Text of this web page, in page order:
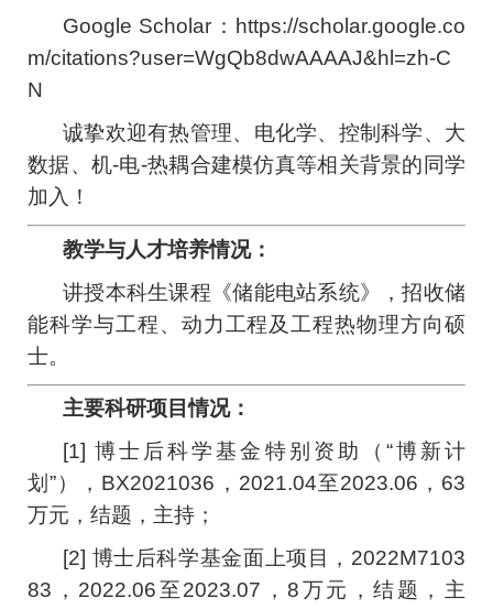
Google Scholar：https://scholar.google.co
m/citations?user=WgQb8dwAAAAJ&hl=zh-C
N
诚挚欢迎有热管理、电化学、控制科学、大
数据、机-电-热耦合建模仿真等相关背景的同学
加入！
教学与人才培养情况：
讲授本科生课程《储能电站系统》，招收储
能科学与工程、动力工程及工程热物理方向硕
士。
主要科研项目情况：
[1] 博士后科学基金特别资助（“博新计
划”），BX2021036，2021.04至2023.06，63
万元，结题，主持；
[2] 博士后科学基金面上项目，2022M7103
83，2022.06至2023.07，8万元，结题，主